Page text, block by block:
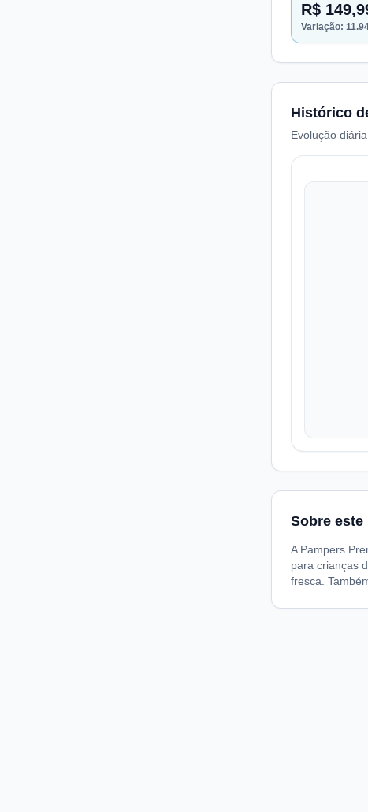
R$
Variação:
Histórico
Evolução
Sobre
A Pampers
para crianças
fresca.